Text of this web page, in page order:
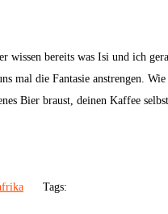
wissen bereits was Isi und ich
mal die Fantasie anstrengen. Wie
Bier braust, deinen Kaffee selbst
Tags: